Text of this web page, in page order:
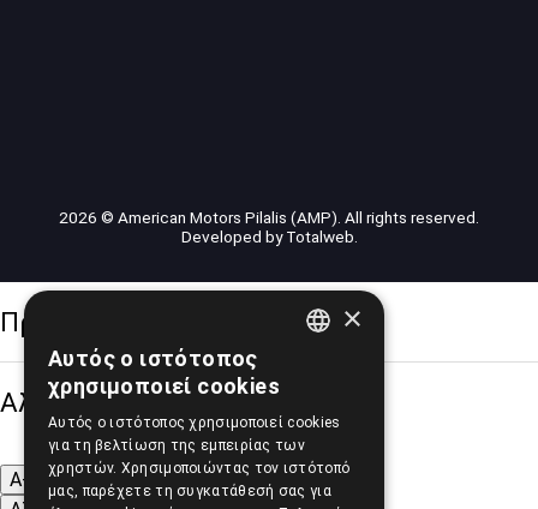
2026 © American Motors Pilalis (AMP). All rights reserved.
Developed byTotalweb.
Προσβασιμότητα
Αλλαγή Μεγέθους
A- A+
A
×
Αυτός ο ιστότοπος
χρησιμοποιεί cookies
Αυτός ο ιστότοπος χρησιμοποιεί cookies
για τη βελτίωση της εμπειρίας των
χρηστών. Χρησιμοποιώντας τον ιστότοπό
μας, παρέχετε τη συγκατάθεσή σας για